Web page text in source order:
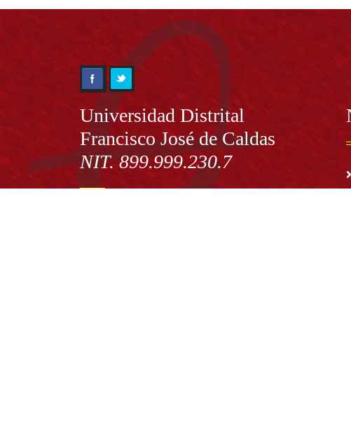
Información
Universidad Distrital
Francisco José de Caldas
NIT. 899.999.230.7